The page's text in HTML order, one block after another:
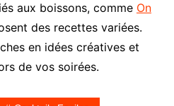
aux boissons, comme On
des recettes variées.
en idées créatives et
de vos soirées.